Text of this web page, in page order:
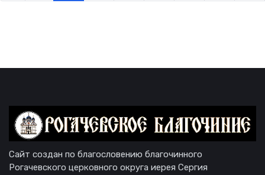
Сайт создан по благословению благочинного
Рогачевского церковного округа иерея Сергия